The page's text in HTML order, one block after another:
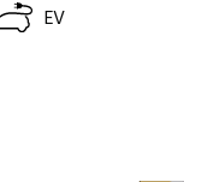
EV